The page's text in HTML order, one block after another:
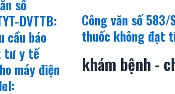
số
DVTTB:
cầu báo
tư y tế
máy điện
Công văn số
thuốc không đạt
khám bệnh -